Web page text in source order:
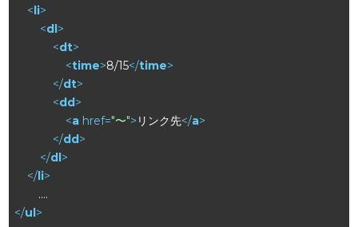
<li>
<dl>
<dt>
<time>8/15</time>
</dt>
<dd>
<a href="〜"> リンク先</a>
</dd>
</dl>
</li>
</ul>